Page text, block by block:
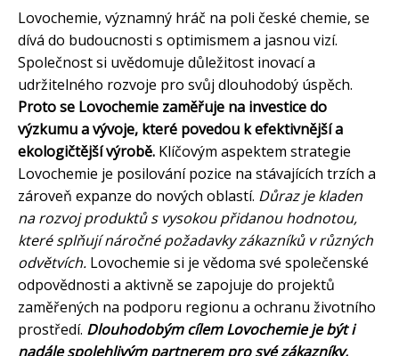
Lovochemie, významný hráč na poli české chemie, se
dívá do budoucnosti s optimismem a jasnou vizí.
Společnost si uvědomuje důležitost inovací a
udržitelného rozvoje pro svůj dlouhodobý úspěch.
Proto se Lovochemie zaměřuje na investice do
výzkumu a vývoje, které povedou k efektivnější a
ekologičtější výrobě. Klíčovým aspektem strategie
Lovochemie je posilování pozice na stávajících trzích a
zároveň expanze do nových oblastí. Důraz je kladen
na rozvoj produktů s vysokou přidanou hodnotou,
které splňují náročné požadavky zákazníků v různých
odvětvích. Lovochemie si je vědoma své společenské
odpovědnosti a aktivně se zapojuje do projektů
zaměřených na podporu regionu a ochranu životního
prostředí. Dlouhodobým cílem Lovochemie je být i
nadále spolehlivým partnerem pro své zákazníky,